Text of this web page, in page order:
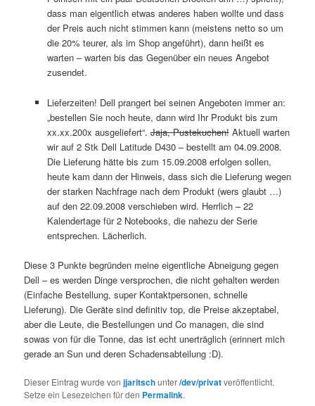
dass man eigentlich etwas anderes haben wollte und dass
der Preis auch nicht stimmen kann (meistens netto so um
die 20% teurer, als im Shop angeführt), dann heißt es
warten – warten bis das Gegenüber ein neues Angebot
zusendet.
Lieferzeiten! Dell prangert bei seinen Angeboten immer an:
„bestellen Sie noch heute, dann wird Ihr Produkt bis zum
xx.xx.200x ausgeliefert“.Jaja, Pustekuchen!Aktuell warten
wir auf 2 Stk Dell Latitude D430 – bestellt am 04.09.2008.
Die Lieferung hätte bis zum 15.09.2008 erfolgen sollen,
heute kam dann der Hinweis, dass sich die Lieferung wegen
der starken Nachfrage nach dem Produkt (wers glaubt …)
auf den 22.09.2008 verschieben wird. Herrlich – 22
Kalendertage für 2 Notebooks, die nahezu der Serie
entsprechen. Lächerlich.
Diese 3 Punkte begründen meine eigentliche Abneigung gegen
Dell – es werden Dinge versprochen, die nicht gehalten werden
(Einfache Bestellung, super Kontaktpersonen, schnelle
Lieferung). Die Geräte sind definitiv top, die Preise akzeptabel,
aber die Leute, die Bestellungen und Co managen, die sind
sowas von für die Tonne, das ist echt unerträglich (erinnert mich
gerade an Sun und deren Schadensabteilung :D).
Dieser Eintrag wurde vonjjaritschunter/dev/privatveröffentlicht.
Setze ein Lesezeichen für den Permalink.